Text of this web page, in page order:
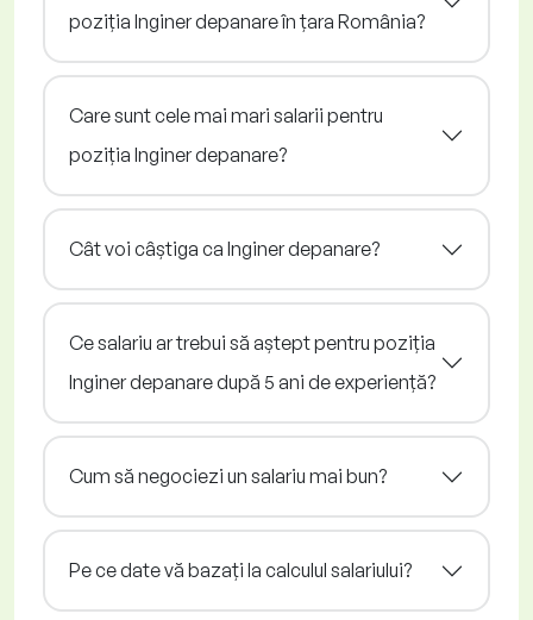
poziția Inginer depanare în țara România?
Care sunt cele mai mari salarii pentru
poziția Inginer depanare?
Cât voi câștiga ca Inginer depanare?
Ce salariu ar trebui să aștept pentru poziția
Inginer depanare după 5 ani de experiență?
Cum să negociezi un salariu mai bun?
Pe ce date vă bazați la calculul salariului?